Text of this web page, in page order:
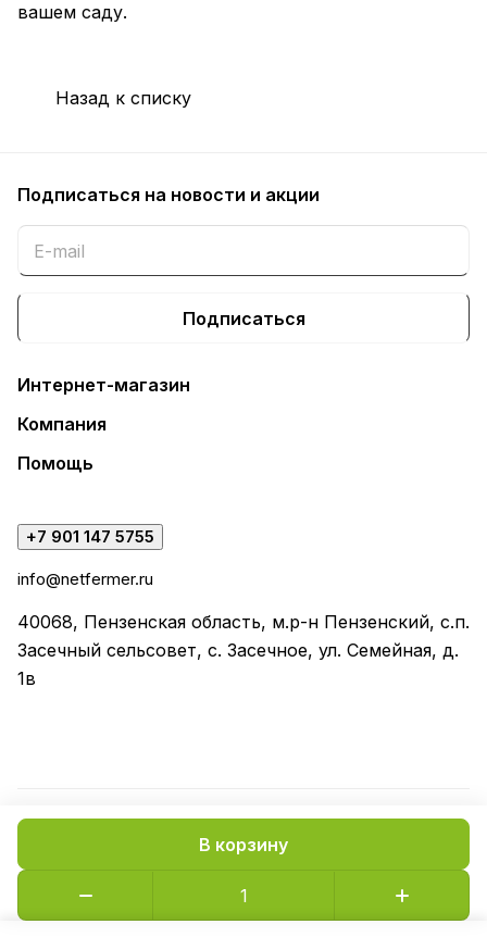
В корзину
вашем саду.
Назад к списку
Подписаться на новости и акции
Подписаться
Интернет-магазин
Компания
Помощь
+7 901 147 5755
info@netfermer.ru
40068, Пензенская область, м.р-н Пензенский, с.п.
Засечный сельсовет, с. Засечное, ул. Семейная, д.
1в